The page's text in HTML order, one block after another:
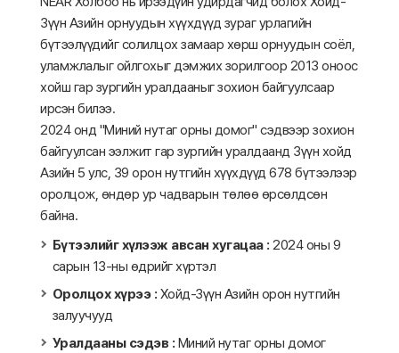
Зүүн Азийн орнуудын хүүхдүүд зураг урлагийн
бүтээлүүдийг солилцох замаар хөрш орнуудын соёл,
уламжлалыг ойлгохыг дэмжих зорилгоор 2013 оноос
хойш гар зургийн уралдааныг зохион байгуулсаар
ирсэн билээ.
2024 онд "Миний нутаг орны домог" сэдвээр зохион
байгуулсан ээлжит гар зургийн уралдаанд Зүүн хойд
Азийн 5 улс, 39 орон нутгийн хүүхдүүд 678 бүтээлээр
оролцож, өндөр ур чадварын төлөө өрсөлдсөн
байна.
Бүтээлийг хүлээж авсан хугацаа : 2024 оны 9
сарын 13-ны өдрийг хүртэл
Оролцох хүрээ : Хойд-Зүүн Азийн орон нутгийн
залуучууд
Уралдааны сэдэв : Миний нутаг орны домог